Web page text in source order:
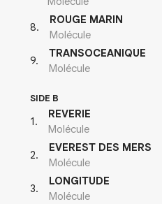
8.
ROUGE MARIN
Molécule
9.
TRANSOCEANIQUE
Molécule
SIDE B
1 .
REVERIE
Molécule
2.
EVEREST DES MERS
Molécule
3.
LONGITUDE
Molécule